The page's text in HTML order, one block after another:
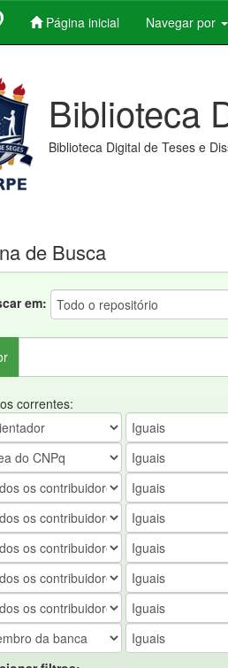
Página inicial Navegar por
Biblioteca
Biblioteca Digital de Teses e
de Busca
em:
correntes: